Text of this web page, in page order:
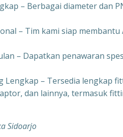
– Berbagai diameter dan
– Tim kami siap
– Dapatkan penawaran
– Tersedia lengkap
dan lainnya, termasuk
Sidoarjo